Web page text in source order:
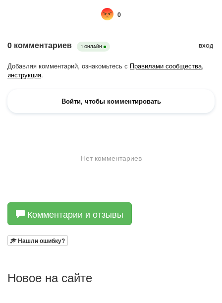
Комментарии и отзывы
Нашли ошибку?
Новое на сайте